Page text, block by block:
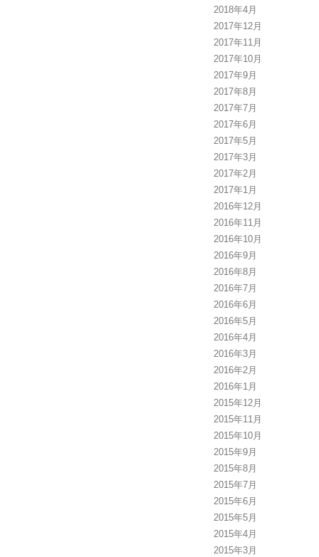
2018年4月
2017年12月
2017年11月
2017年10月
2017年9月
2017年8月
2017年7月
2017年6月
2017年5月
2017年3月
2017年2月
2017年1月
2016年12月
2016年11月
2016年10月
2016年9月
2016年8月
2016年7月
2016年6月
2016年5月
2016年4月
2016年3月
2016年2月
2016年1月
2015年12月
2015年11月
2015年10月
2015年9月
2015年8月
2015年7月
2015年6月
2015年5月
2015年4月
2015年3月